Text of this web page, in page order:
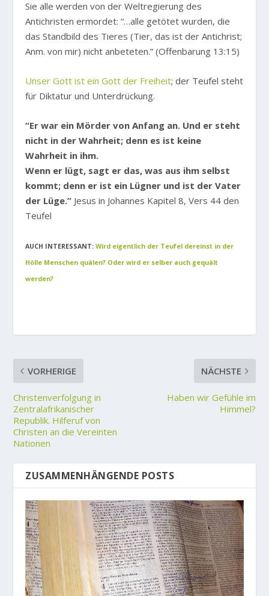
Sie alle werden von der Weltregierung des
Antichristen ermordet: “…alle getötet wurden, die
das Standbild des Tieres (Tier, das ist der Antichrist;
Anm. von mir) nicht anbeteten.” (Offenbarung 13:15)
Unser Gott ist ein Gott der Freiheit; der Teufel steht
für Diktatur und Unterdrückung.
“Er war ein Mörder von Anfang an. Und er steht
nicht in der Wahrheit; denn es ist keine
Wahrheit in ihm.
Wenn er lügt, sagt er das, was aus ihm selbst
kommt; denn er ist ein Lügner und ist der Vater
der Lüge.” Jesus in Johannes Kapitel 8, Vers 44 den
Teufel
AUCH INTERESSANT:Wird eigentlich der Teufel dereinst in der
Hölle Menschen quälen? Oder wird er selber auch gequält
werden?
VORHERIGE
Christenverfolgung in
Zentralafrikanischer
Republik. Hilferuf von
Christen an die Vereinten
Nationen
NÄCHSTE
Haben wir Gefühle im
Himmel?
ZUSAMMENHÄNGENDE POSTS